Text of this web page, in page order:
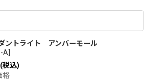
ントライト アンバーモール
A]
(税込)
格